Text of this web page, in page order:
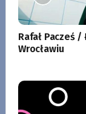
Rafał Pacześ
Wrocławiu